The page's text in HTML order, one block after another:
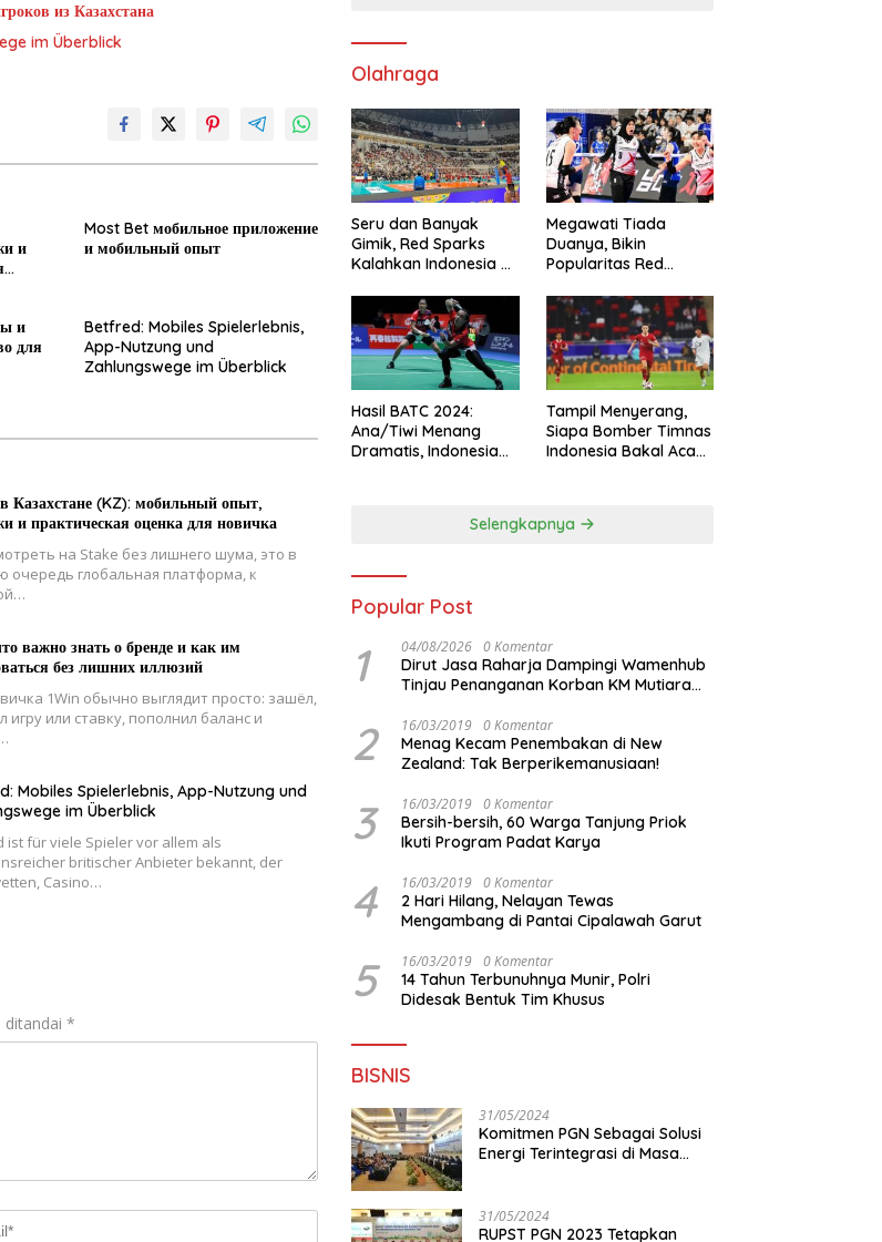
из Казахстана
im Überblick
и
Most Bet мобильное приложение
и мобильный опыт
и
для
Betfred: Mobiles Spielerlebnis,
App-Nutzung und
Zahlungswege im Überblick
Казахстане (KZ): мобильный опыт,
и практическая оценка для новичка
на Stake без лишнего шума, это в
очередь глобальная платформа, к
важно знать о бренде и как им
без лишних иллюзий
1Win обычно выглядит просто: зашёл,
игру или ставку, пополнил баланс и
Mobiles Spielerlebnis, App-Nutzung und
im Überblick
ist für viele Spieler vor allem als
britischer Anbieter bekannt, der
Casino…
ditandai *
Olahraga
Seru dan Banyak
Gimik, Red Sparks
Kalahkan Indonesia All
Megawati Tiada
Duanya, Bikin
Popularitas Red
Hasil BATC 2024:
Ana/Tiwi Menang
Dramatis, Indonesia
Tampil Menyerang,
Siapa Bomber Timnas
Indonesia Bakal Acak-
Selengkapnya
Popular Post
1 04/08/2026 0 Komentar
Dirut Jasa Raharja Dampingi Wamenhub
Tinjau Penanganan Korban KM Mutiara
2 16/03/2019 0 Komentar
Menag Kecam Penembakan di New
Zealand: Tak Berperikemanusiaan!
3 16/03/2019 0 Komentar
Bersih-bersih, 60 Warga Tanjung Priok
Ikuti Program Padat Karya
4 16/03/2019 0 Komentar
2 Hari Hilang, Nelayan Tewas
Mengambang di Pantai Cipalawah Garut
5 16/03/2019 0 Komentar
14 Tahun Terbunuhnya Munir, Polri
Didesak Bentuk Tim Khusus
BISNIS
31/05/2024
Komitmen PGN Sebagai Solusi
Energi Terintegrasi di Masa
31/05/2024
RUPST PGN 2023 Tetapkan